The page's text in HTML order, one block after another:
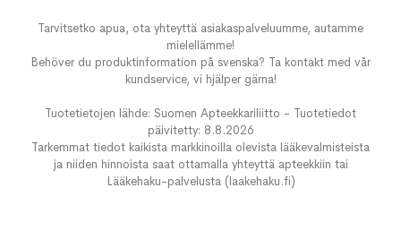
Tarvitsetko apua, ota yhteyttä asiakaspalveluumme, autamme
mielellämme!
Behöver du produktinformation på svenska? Ta kontakt med vår
kundservice, vi hjälper gärna!
Tuotetietojen lähde: Suomen Apteekkariliitto - Tuotetiedot
päivitetty: 8.8.2026
Tarkemmat tiedot kaikista markkinoilla olevista lääkevalmisteista
ja niiden hinnoista saat ottamalla yhteyttä apteekkiin tai
Lääkehaku-palvelusta (laakehaku.fi)